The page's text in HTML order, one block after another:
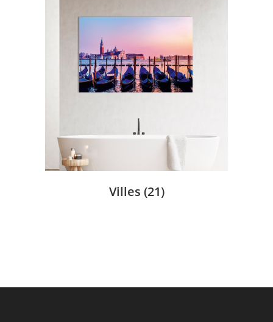
Villes (21)